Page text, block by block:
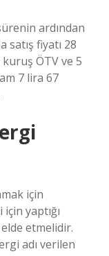
ardından
satış fiyatı 28
ÖTV ve 5
7 lira 67
için
yaptığı
etmelidir.
adı verilen